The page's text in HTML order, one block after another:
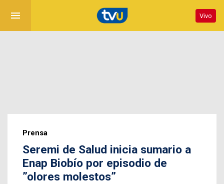
menu Vivo
Prensa
Seremi de Salud inicia sumario a
Enap Biobío por episodio de
”olores molestos”